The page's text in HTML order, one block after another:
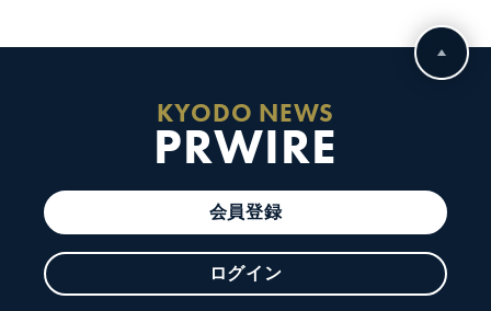
KYODO NEWS
PRWIRE
会員登録
ログイン